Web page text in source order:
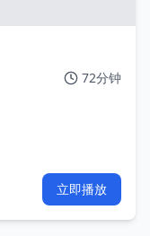
72分钟
立即播放